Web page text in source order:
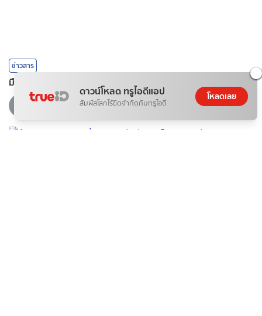
ข่าวสาร
มือถือเต็มบ่อย? 6 วิธีเคลียร์พื้นที่โดยไม่ต้องลบรูป
07 ส.ค. 2026
ดาวน์โหลด ทรูไอดีแอป
สัมผัสโลกไร้ขีดจำกัดกับทรูไอดี
โหลดเลย